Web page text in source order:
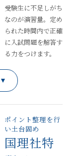
受験生に不足しがち
なのが演習量。定め
られた時間内で正確
に入試問題を解答す
る力をつけます。
ポイント整理を行
い土台固め
国理社特